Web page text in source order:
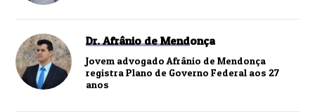
Dr. Afrânio de Mendonça
Jovem advogado Afrânio de Mendonça
registra Plano de Governo Federal aos 27
anos